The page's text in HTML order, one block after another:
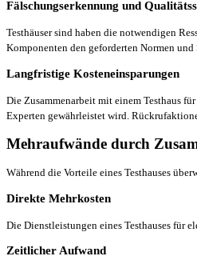
Fälschungserkennung und
Testhäuser sind haben die notwendigen
Komponenten den geforderten Normen
Langfristige Kosteneinsparungen
Die Zusammenarbeit mit einem Testhaus
Experten gewährleistet wird.
Mehraufwände durch
Während die Vorteile eines Testhauses
Direkte Mehrkosten
Die Dienstleistungen eines Testhauses für
Zeitlicher Aufwand